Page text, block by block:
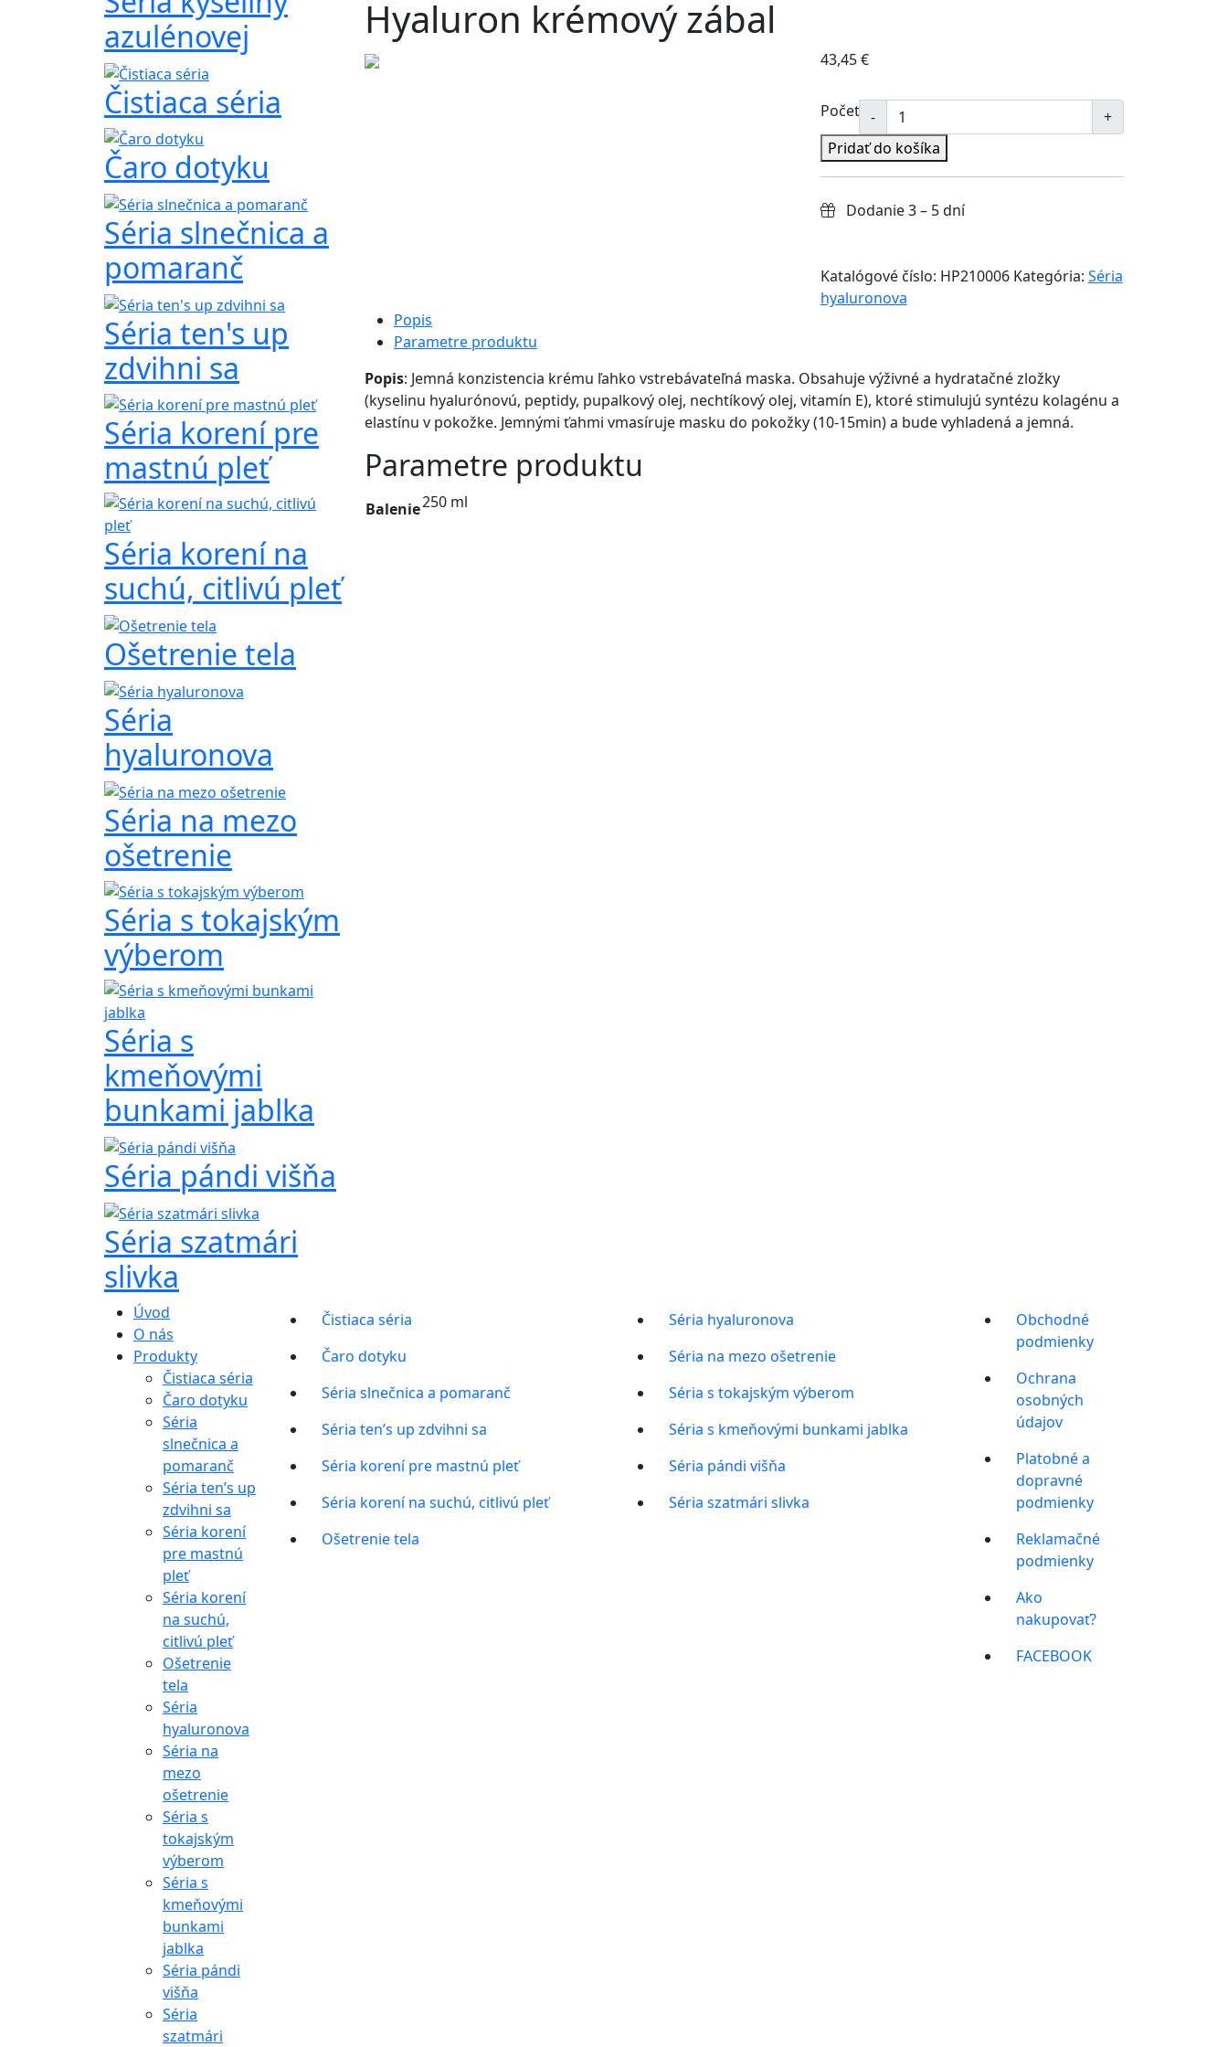
azulénovej
Čistiaca séria
Čaro dotyku
Séria slnečnica a
pomaranč
Séria ten's up
zdvihni sa
Séria korení pre
mastnú pleť
Séria korení na
suchú, citlivú pleť
Ošetrenie tela
Séria
hyaluronova
Séria na mezo
ošetrenie
Séria s tokajským
výberom
Séria s
kmeňovými
bunkami jablka
Séria pándi višňa
Séria szatmári
slivka
Hyaluron krémový zábal
43,45€
Počet
Pridať do košíka
Dodanie 3 – 5 dní
Katalógové číslo: HP210006 Kategória: Séria
hyaluronova
Popis
Parametre produktu
Popis: Jemná konzistencia krému ľahko vstrebávateľná maska. Obsahuje výživné a hydratačné zložky
(kyselinu hyalurónovú, peptidy, pupalkový olej, nechtíkový olej, vitamín E), ktoré stimulujú syntézu kolagénu a
elastínu v pokožke. Jemnými ťahmi vmasíruje masku do pokožky (10-15min) a bude vyhladená a jemná.
Parametre produktu
Balenie250 ml
Úvod
O nás
Produkty
Čistiaca séria
Čaro dotyku
Séria
slnečnica a
pomaranč
Séria ten’s up
zdvihni sa
Séria korení
pre mastnú
pleť
Séria korení
na suchú,
citlivú pleť
Ošetrenie
tela
Séria
hyaluronova
Séria na
mezo
ošetrenie
Séria s
tokajským
výberom
Séria s
kmeňovými
bunkami
jablka
Séria pándi
višňa
Séria
szatmári
Čistiaca séria
Čaro dotyku
Séria slnečnica a pomaranč
Séria ten’s up zdvihni sa
Séria korení pre mastnú pleť
Séria korení na suchú, citlivú pleť
Ošetrenie tela
Séria hyaluronova
Séria na mezo ošetrenie
Séria s tokajským výberom
Séria s kmeňovými bunkami jablka
Séria pándi višňa
Séria szatmári slivka
Obchodné
podmienky
Ochrana
osobných
údajov
Platobné a
dopravné
podmienky
Reklamačné
podmienky
Ako
nakupovať?
FACEBOOK